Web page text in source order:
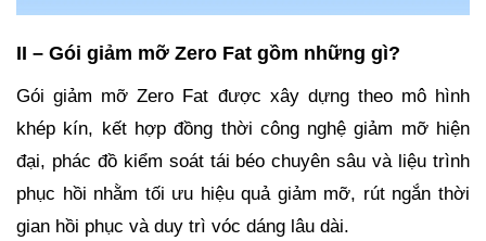
II – Gói giảm mỡ Zero Fat gồm những gì?
Gói giảm mỡ Zero Fat được xây dựng theo mô hình
khép kín, kết hợp đồng thời công nghệ giảm mỡ hiện
đại, phác đồ kiểm soát tái béo chuyên sâu và liệu trình
phục hồi nhằm tối ưu hiệu quả giảm mỡ, rút ngắn thời
gian hồi phục và duy trì vóc dáng lâu dài.